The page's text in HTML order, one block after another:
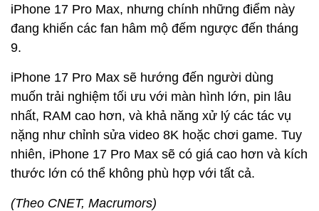
iPhone 17 Pro Max, nhưng chính những điểm này
đang khiến các fan hâm mộ đếm ngược đến tháng
9.
iPhone 17 Pro Max sẽ hướng đến người dùng
muốn trải nghiệm tối ưu với màn hình lớn, pin lâu
nhất, RAM cao hơn, và khả năng xử lý các tác vụ
nặng như chỉnh sửa video 8K hoặc chơi game. Tuy
nhiên, iPhone 17 Pro Max sẽ có giá cao hơn và kích
thước lớn có thể không phù hợp với tất cả.
(Theo CNET, Macrumors)